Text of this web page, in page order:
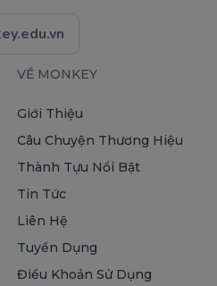
VỀ MONKEY
Giới Thiệu
Câu Chuyện Thương Hiệu
Thành Tựu Nổi Bật
Tin Tức
Liên Hệ
Tuyển Dụng
Điều Khoản Sử Dụng